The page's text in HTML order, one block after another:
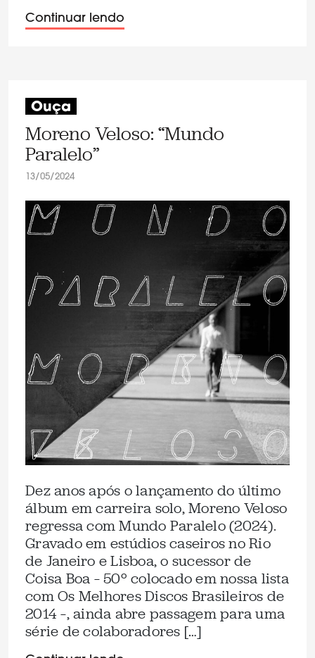
Continuar lendo
Ouça
Moreno Veloso: “Mundo
Paralelo”
13/05/2024
Dez anos após o lançamento do último
álbum em carreira solo, Moreno Veloso
regressa com Mundo Paralelo (2024).
Gravado em estúdios caseiros no Rio
de Janeiro e Lisboa, o sucessor de
Coisa Boa – 50º colocado em nossa lista
com Os Melhores Discos Brasileiros de
2014 –, ainda abre passagem para uma
série de colaboradores […]